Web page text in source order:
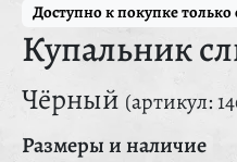
Доступно к покупке
Купальник
Чёрный (артикул:
Размеры и наличие